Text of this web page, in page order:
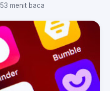
3 menit baca